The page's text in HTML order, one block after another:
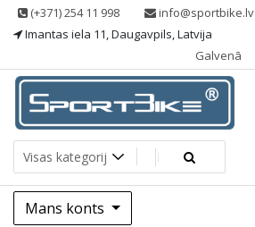
Skip (+371) 254 11 998
info@sportbike.lv
Imantas iela 11, Daugavpils, Latvija
Galvenā
Sportbike
Sporting goods
Mans konts